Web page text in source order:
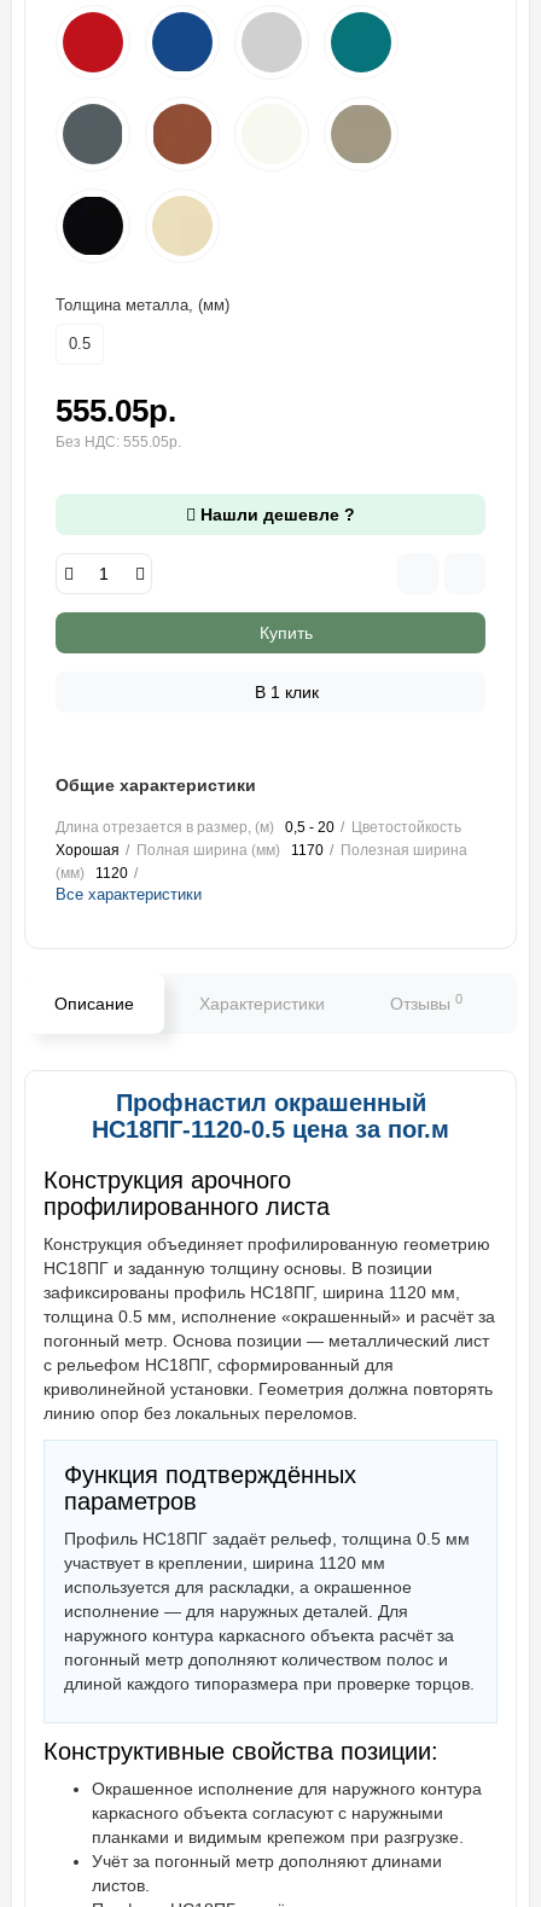
Толщина металла, (мм)
0.5
555.05р.
Без НДС: 555.05р.
Нашли дешевле ?
Купить
В 1 клик
Общие характеристики
Длина отрезается в размер, (м) 0,5 - 20
Цветостойкость
Хорошая
Полная ширина (мм) 1170
Полезная ширина
(мм)
1120
Все характеристики
Описание Характеристики Отзывы 0
Профнастил окрашенный
НС18ПГ-1120-0.5 цена за пог.м
Конструкция арочного
профилированного листа
Конструкция объединяет профилированную геометрию
НС18ПГ и заданную толщину основы. В позиции
зафиксированы профиль НС18ПГ, ширина 1120 мм,
толщина 0.5 мм, исполнение «окрашенный» и расчёт за
погонный метр. Основа позиции — металлический лист
с рельефом НС18ПГ, сформированный для
криволинейной установки. Геометрия должна повторять
линию опор без локальных переломов.
Функция подтверждённых
параметров
Профиль НС18ПГ задаёт рельеф, толщина 0.5 мм
участвует в креплении, ширина 1120 мм
используется для раскладки, а окрашенное
исполнение — для наружных деталей. Для
наружного контура каркасного объекта расчёт за
погонный метр дополняют количеством полос и
длиной каждого типоразмера при проверке торцов.
Конструктивные свойства позиции:
Окрашенное исполнение для наружного контура
каркасного объекта согласуют с наружными
планками и видимым крепежом при разгрузке.
Учёт за погонный метр дополняют длинами
листов.